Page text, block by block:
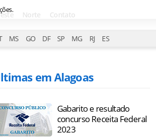
Norte Contato
MS GO DF SP MG RJ ES
em Alagoas
Gabarito e resultado
concurso Receita Federal
2023